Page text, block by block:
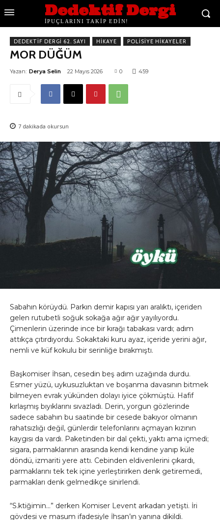
Dedektif Dergi
İPUÇLARINI TAKİP EDİN!
DEDEKTIF DERGI 62. SAYI HIKAYE POLISIYE HIKAYELER
MOR DÜĞÜM
Yazan: Derya Selin 22 Mayıs 2026 0 459
7 dakikada okursun
Sabahın körüydü. Parkın demir kapısı yarı aralıktı, içeriden
gelen rutubetli soğuk sokağa ağır ağır yayılıyordu.
Çimenlerin üzerinde ince bir kırağı tabakası vardı; adım
attıkça çıtırdıyordu. Sokaktaki kuru ayaz, içeride yerini ağır,
nemli ve küf kokulu bir serinliğe bırakmıştı.
Başkomiser İhsan, cesedin beş adım uzağında durdu.
Esmer yüzü, uykusuzluktan ve boşanma davasının bitmek
bilmeyen evrak yükünden dolayı iyice çökmüştü. Hafif
kırlaşmış bıyıklarını sıvazladı. Derin, yorgun gözlerinde
sadece sabahın bu saatinde bir cesede bakıyor olmanın
rahatsızlığı değil, günlerdir telefonlarını açmayan kızının
kaygısı da vardı. Paketinden bir dal çekti, yaktı ama içmedi;
sigara, parmaklarının arasında kendi kendine yanıp küle
döndü, izmariti yere attı. Cebinden eldivenlerini çıkardı,
parmaklarını tek tek içine yerleştirirken denk getiremedi,
parmakları denk gelmedikçe sinirlendi.
“S.ktiğimin…” derken Komiser Levent arkadan yetişti. İri
gövdesi ve masum ifadesiyle İhsan’ın yanına dikildi.